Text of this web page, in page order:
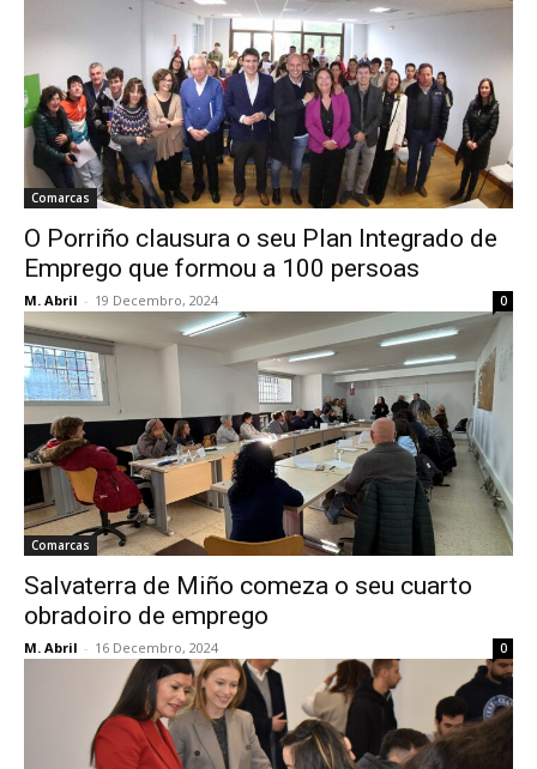
Comarcas
O Porriño clausura o seu Plan Integrado de
Emprego que formou a 100 persoas
M. Abril - 19 Decembro, 2024 0
Comarcas
Salvaterra de Miño comeza o seu cuarto
obradoiro de emprego
M. Abril - 16 Decembro, 2024 0